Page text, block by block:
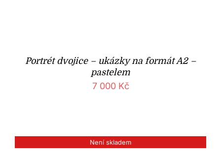
Portrét dvojice – ukázky na formát A2 –
pastelem
7 000 Kč
Není skladem